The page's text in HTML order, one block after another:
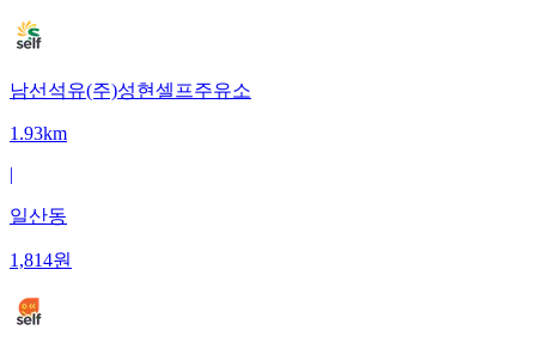
남선석유(주)성현셀프주유소
1.93km
|
일산동
1,814원